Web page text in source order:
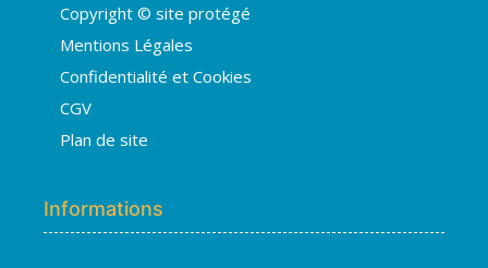
Copyright © site protégé
Mentions Légales
Confidentialité et Cookies
CGV
Plan de site
Informations
H
👋 Bonjour ! Je suis
puis-je vous aider ?
16:18
💬Autre problème